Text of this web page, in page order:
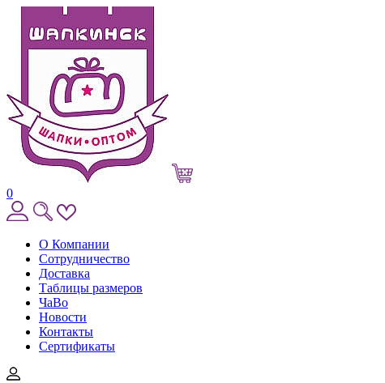
0
О Компании
Сотрудничество
Доставка
Таблицы размеров
ЧаВо
Новости
Контакты
Сертификаты